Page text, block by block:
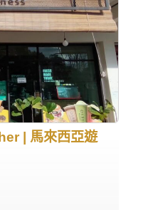
來西亞
| 馬來西亞遊